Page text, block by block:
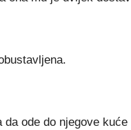
ode do njegove